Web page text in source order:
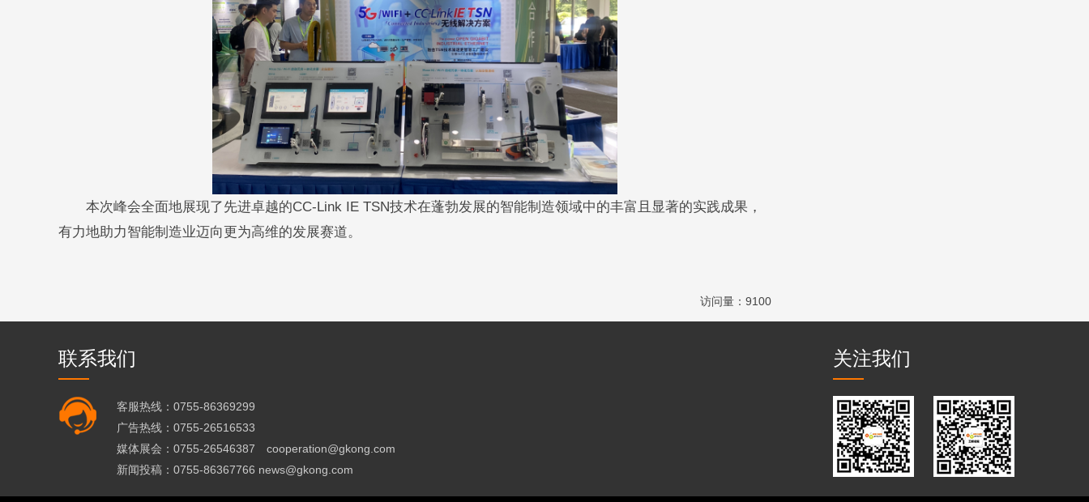
本次峰会全面地展现了先进卓越的CC-Link IE TSN技术在蓬勃发展的智能制造领域中的丰富且显著的实践成果，
有力地助力智能制造业迈向更为高维的发展赛道。
访问量：9100
联系我们
客服热线：0755-86369299
广告热线：0755-26516533
媒体展会：0755-26546387 cooperation@gkong.com
新闻投稿：0755-86367766 news@gkong.com
关注我们